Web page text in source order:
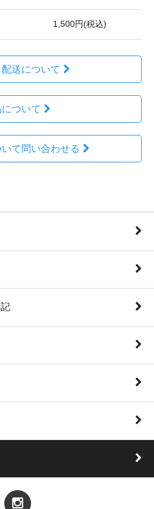
1,500円(税込)
送について
ついて
て問い合わせる